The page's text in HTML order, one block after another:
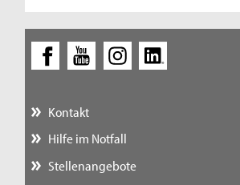
Kontakt
Hilfe im Notfall
Stellenangebote